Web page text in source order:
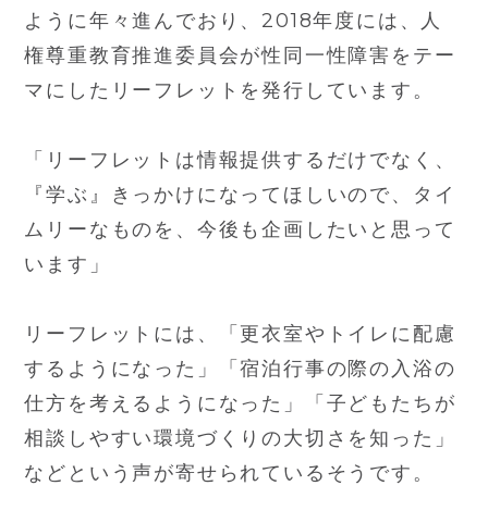
ように年々進んでおり、2018年度には、人
権尊重教育推進委員会が性同一性障害をテー
マにしたリーフレットを発行しています。
「リーフレットは情報提供するだけでなく、
『学ぶ』きっかけになってほしいので、タイ
ムリーなものを、今後も企画したいと思って
います」
リーフレットには、「更衣室やトイレに配慮
するようになった」「宿泊行事の際の入浴の
仕方を考えるようになった」「子どもたちが
相談しやすい環境づくりの大切さを知った」
などという声が寄せられているそうです。